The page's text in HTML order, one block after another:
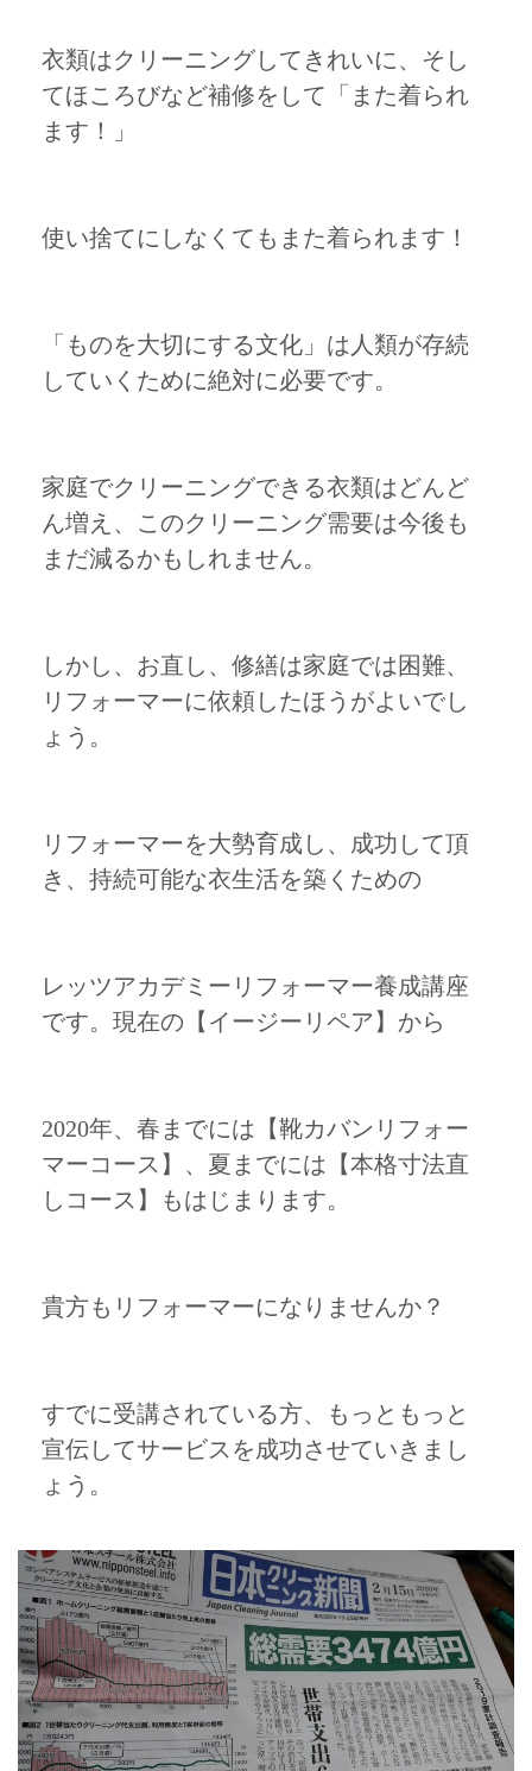
衣類はクリーニングしてきれいに、そし
てほころびなど補修をして「また着られ
ます！」
使い捨てにしなくてもまた着られます！
「ものを大切にする文化」は人類が存続
していくために絶対に必要です。
家庭でクリーニングできる衣類はどんど
ん増え、このクリーニング需要は今後も
まだ減るかもしれません。
しかし、お直し、修繕は家庭では困難、
リフォーマーに依頼したほうがよいでし
ょう。
リフォーマーを大勢育成し、成功して頂
き、持続可能な衣生活を築くための
レッツアカデミーリフォーマー養成講座
です。現在の【イージーリペア】から
2020年、春までには【靴カバンリフォー
マーコース】、夏までには【本格寸法直
しコース】もはじまります。
貴方もリフォーマーになりませんか？
すでに受講されている方、もっともっと
宣伝してサービスを成功させていきまし
ょう。